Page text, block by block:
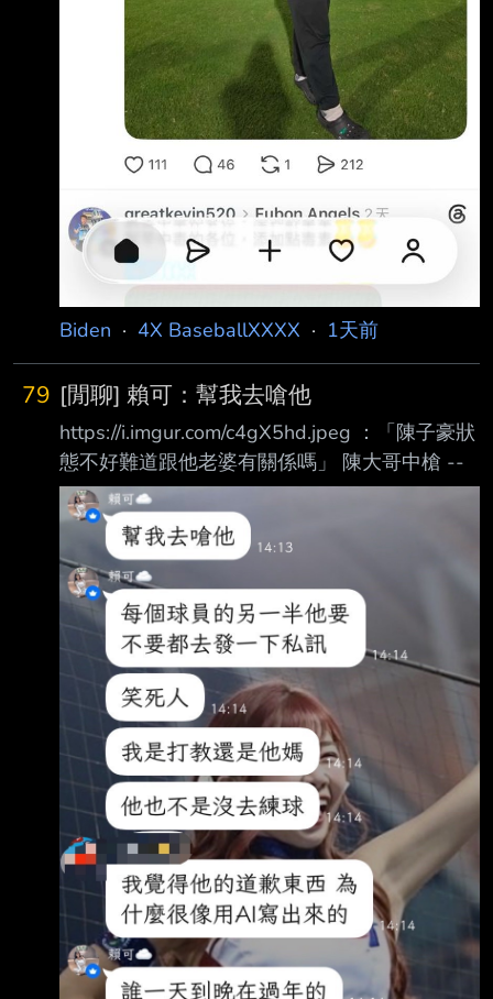
Biden · 4X BaseballXXXX · 1天前
79 [閒聊] 賴可：幫我去嗆他
https://i.imgur.com/c4gX5hd.jpeg ：「陳子豪狀
態不好難道跟他老婆有關係嗎」 陳大哥中槍 --